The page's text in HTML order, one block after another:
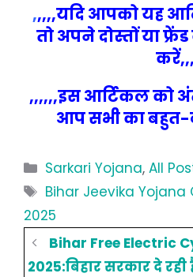
,,,,,यदि आपको यह
तो अपने दोस्तों या
,,,,,,इस आर्टिकल को
आप सभी का बहुत-
Categories
Sarkari Yojana,All
Tags
Bihar Jeevika
2025
Bihar Free Electric
2025:बिहार सरकार दे